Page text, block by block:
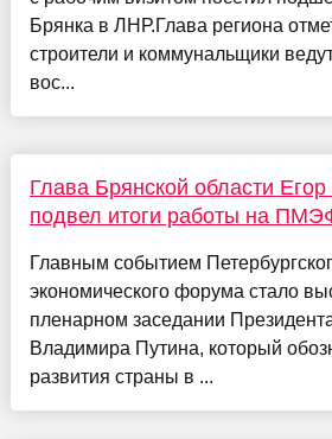
Брянка в ЛНР.Глава региона
строители и коммунальщики
вос...
Глава Брянской области Егор
подвел итоги работы на
Главным событием
экономического форума стало
пленарном заседании
Владимира Путина, который
развития страны в ...